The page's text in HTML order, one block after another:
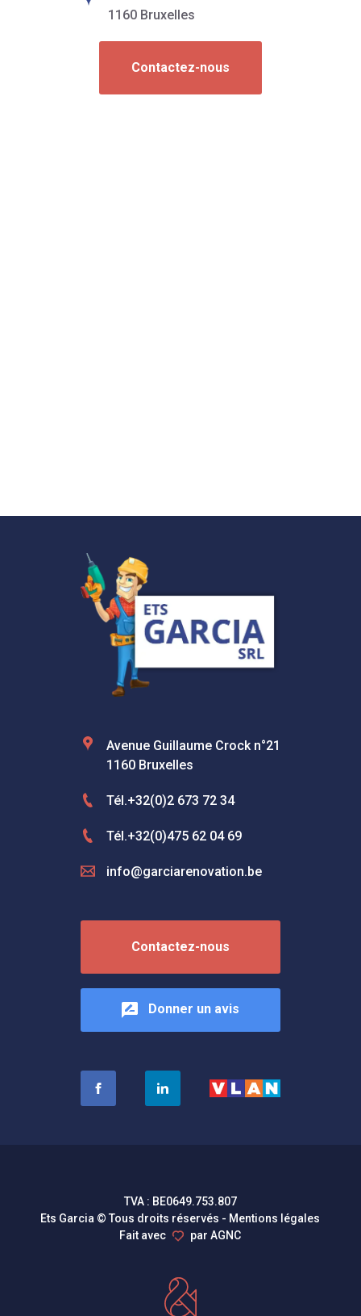
1160 Bruxelles
Contactez-nous
Avenue Guillaume Crock n°21
1160 Bruxelles
Tél.+32(0)2 673 72 34
Tél.+32(0)475 62 04 69
info@garciarenovation.be
Contactez-nous
Donner un avis
TVA : BE0649.753.807
Ets Garcia © Tous droits réservés - Mentions légales
Fait avec
parAGNC